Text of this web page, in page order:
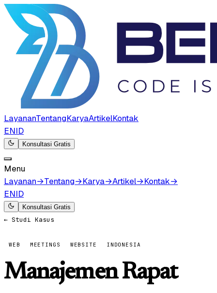
LayananTentangKaryaArtikelKontak
ENID
Konsultasi Gratis
Menu
Layanan→Tentang→Karya→Artikel→Kontak→
ENID
Konsultasi Gratis
← Studi Kasus
WEB MEETINGS WEBSITE INDONESIA
Manajemen Rapat